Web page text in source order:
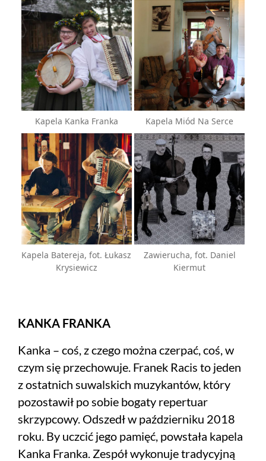
Kapela Kanka Franka Kapela Miód Na Serce
Kapela Batereja, fot. Łukasz
Krysiewicz
Zawierucha, fot. Daniel
Kiermut
KANKA FRANKA
Kanka – coś, z czego można czerpać, coś, w
czym się przechowuje. Franek Racis to jeden
z ostatnich suwalskich muzykantów, który
pozostawił po sobie bogaty repertuar
skrzypcowy. Odszedł w październiku 2018
roku. By uczcić jego pamięć, powstała kapela
Kanka Franka. Zespół wykonuje tradycyjną